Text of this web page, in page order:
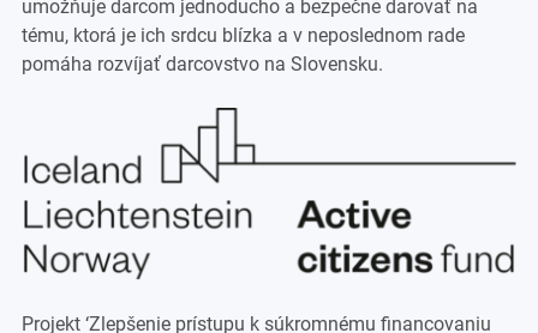
umožňuje darcom jednoducho a bezpečne darovať na
tému, ktorá je ich srdcu blízka a v neposlednom rade
pomáha rozvíjať darcovstvo na Slovensku.
Projekt ‘Zlepšenie prístupu k súkromnému financovaniu